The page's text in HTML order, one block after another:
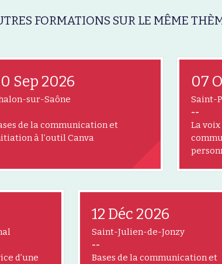
FORMATIONS SUR LE MÊME
Sep 2026
sur-Saône
de la communication et
à l’outil Canva
07
Saint-
--
La
d’une
12 Déc 2026
Saint-Julien-de-Jonzy
--
Bases de la communication et